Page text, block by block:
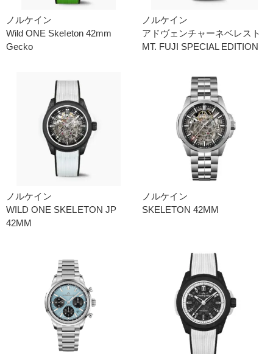
ノルケイン
Wild ONE Skeleton 42mm
Gecko
ノルケイン
アドヴェンチャーネベレスト
MT. FUJI SPECIAL EDITION
ノルケイン
WILD ONE SKELETON JP
42MM
ノルケイン
SKELETON 42MM